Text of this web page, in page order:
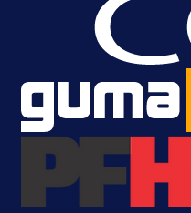
herojima:
veterana
4 h 27 min